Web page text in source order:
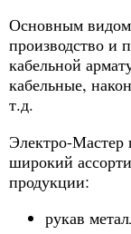
Основным видом
производство и
кабельной
кабельные,
т.д.
Электро-Мастер
широкий
продукции:
рукав